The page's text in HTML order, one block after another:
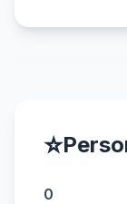
⭐
0